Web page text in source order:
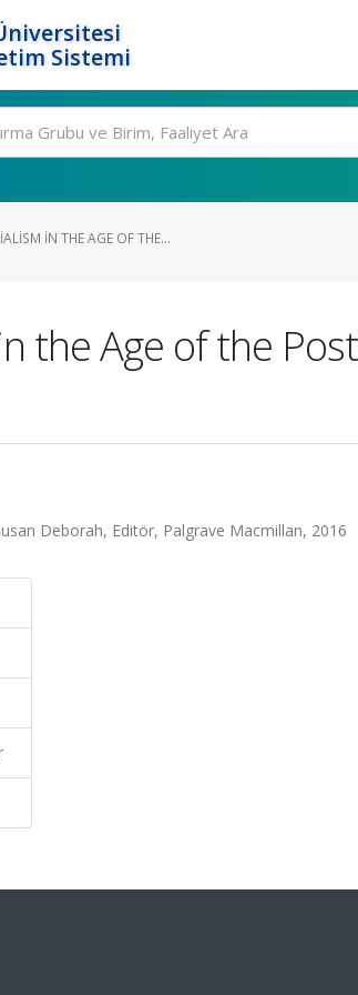
Sistemi
IN THE AGE OF THE...
the Age of the
Deborah, Editör, Palgrave Macmillan, 2016